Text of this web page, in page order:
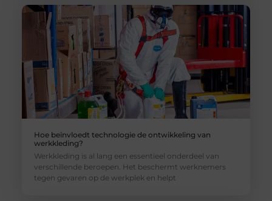
Hoe beïnvloedt technologie de ontwikkeling van
werkkleding?
Werkkleding is al lang een essentieel onderdeel van
verschillende beroepen. Het beschermt werknemers
tegen gevaren op de werkplek en helpt